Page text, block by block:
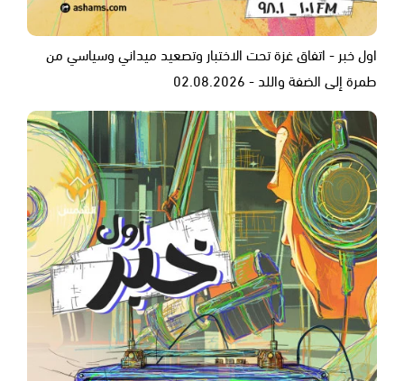
اول خبر - اتفاق غزة تحت الاختبار وتصعيد ميداني وسياسي من
طمرة إلى الضفة واللد - 02.08.2026